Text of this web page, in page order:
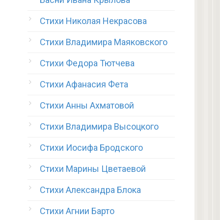
Стихи Николая Некрасова
Стихи Владимира Маяковского
Стихи Федора Тютчева
Стихи Афанасия Фета
Стихи Анны Ахматовой
Стихи Владимира Высоцкого
Стихи Иосифа Бродского
Стихи Марины Цветаевой
Стихи Александра Блока
Стихи Агнии Барто